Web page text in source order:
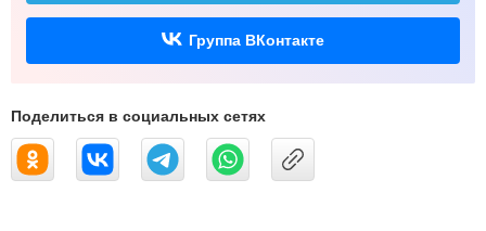
Группа ВКонтакте
Поделиться в социальных сетях